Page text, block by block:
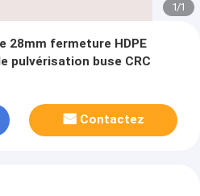
1/1
28mm fermeture HDPE
pulvérisation buse CRC
Contactez